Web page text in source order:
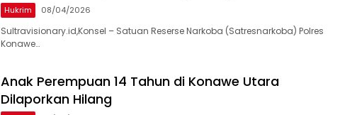
Hukrim 08/04/2026
Sultravisionary.id,Konsel – Satuan Reserse Narkoba (Satresnarkoba) Polres
Konawe…
Anak Perempuan 14 Tahun di Konawe Utara
Dilaporkan Hilang